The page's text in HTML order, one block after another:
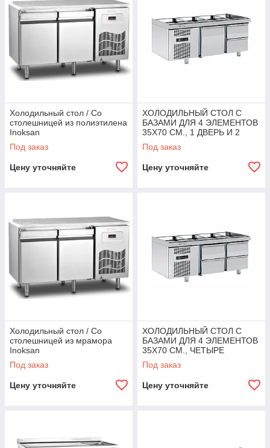
Холодильный стол / Со
столешницей из полиэтилена
Inoksan
Под заказ
Цену уточняйте
ХОЛОДИЛЬНЫЙ СТОЛ С
БАЗАМИ ДЛЯ 4 ЭЛЕМЕНТОВ
35X70 CM., 1 ДВЕРЬ И 2
ВЫДВИЖНЫХ ЯЩИКА
Angelopo
Под заказ
Цену уточняйте
Холодильный стол / Со
столешницей из мрамора
Inoksan
Под заказ
Цену уточняйте
ХОЛОДИЛЬНЫЙ СТОЛ С
БАЗАМИ ДЛЯ 4 ЭЛЕМЕНТОВ
35X70 CM., ЧЕТЫРЕ
ВЫДВИЖНЫХ ЯЩИКА
Angelopo
Под заказ
Цену уточняйте